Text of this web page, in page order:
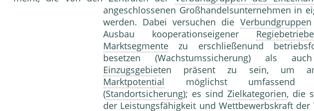
angeschlossenen Großhandelsun­ternehmen in
werden. Dabei versuchen die Verbundgruppen
Ausbau kooperationseigener Regiebetriebe
Marktsegmente zu erschließenund
besetzen (Wachstumssicherung) als
Einzugsgebieten präsent zu sein, um am
Marktpotential möglichst umfassend
(Standortsicherung); es sind Zielkategorien, die
der Leistungsfähig­keit und Wettbewerbskraft der